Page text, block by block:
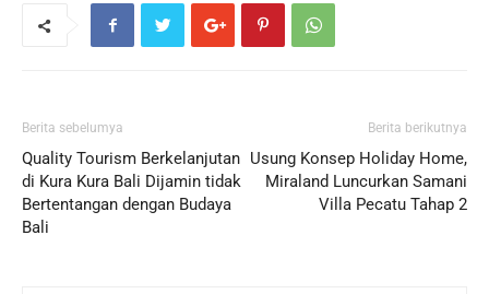
Berita sebelumya
Quality Tourism Berkelanjutan
di Kura Kura Bali Dijamin tidak
Bertentangan dengan Budaya
Bali
Berita berikutnya
Usung Konsep Holiday Home,
Miraland Luncurkan Samani
Villa Pecatu Tahap 2